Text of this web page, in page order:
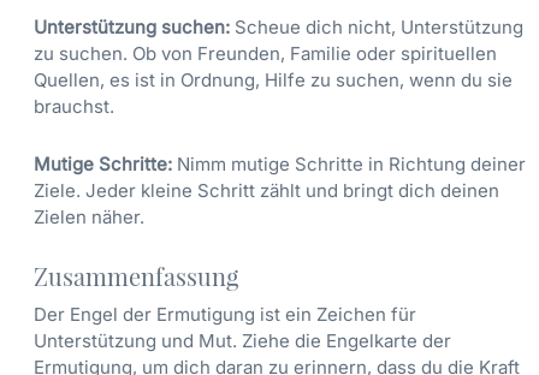
Unterstützung suchen: Scheue dich nicht, Unterstützung
zu suchen. Ob von Freunden, Familie oder spirituellen
Quellen, es ist in Ordnung, Hilfe zu suchen, wenn du sie
brauchst.
Mutige Schritte: Nimm mutige Schritte in Richtung deiner
Ziele. Jeder kleine Schritt zählt und bringt dich deinen
Zielen näher.
Zusammenfassung
Der Engel der Ermutigung ist ein Zeichen für
Unterstützung und Mut. Ziehe die Engelkarte der
Ermutigung, um dich daran zu erinnern, dass du die Kraft